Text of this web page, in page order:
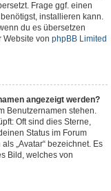
Frage ggf. einen
installieren kann.
du es übersetzen
Website von phpBB Limited
angezeigt werden?
Benutzernamen stehen.
Oft sind dies Sterne,
Status im Forum
„Avatar“ bezeichnet. Es
Bild, welches von